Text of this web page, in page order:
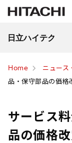
日立ハイテク
Home ニュース
品・保守部品の価格
サービス
品の価格